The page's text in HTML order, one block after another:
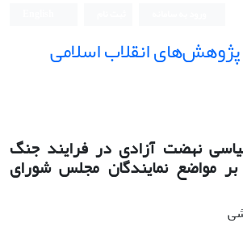
انقلاب اسلامی
نهضت آزادی در فرایند جنگ
بر مواضع نمایندگان مجلس شورای